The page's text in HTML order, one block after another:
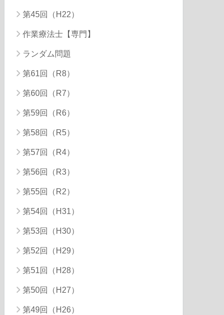
第45回（H22）
作業療法士【専門】
ランダム問題
第61回（R8）
第60回（R7）
第59回（R6）
第58回（R5）
第57回（R4）
第56回（R3）
第55回（R2）
第54回（H31）
第53回（H30）
第52回（H29）
第51回（H28）
第50回（H27）
第49回（H26）